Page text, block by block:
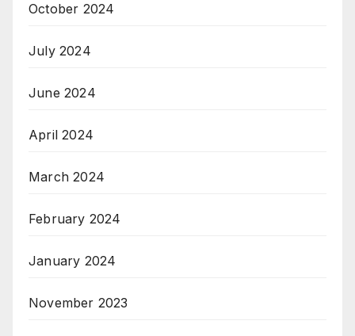
October 2024
July 2024
June 2024
April 2024
March 2024
February 2024
January 2024
November 2023